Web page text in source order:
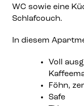
WC sowie eine
Schlafcouch.
In diesem
Voll
Föhn,
Safe